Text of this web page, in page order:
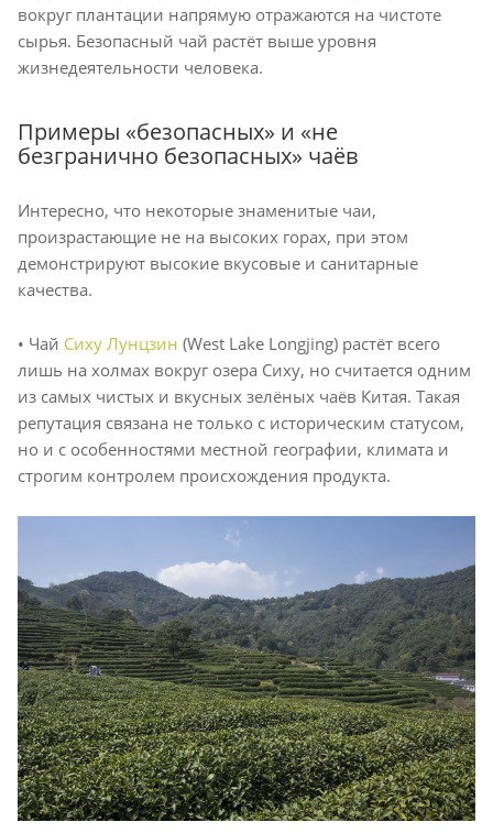
вокруг плантации напрямую отражаются на чистоте
сырья. Безопасный чай растёт выше уровня
жизнедеятельности человека.
Примеры «безопасных» и «не
безгранично безопасных» чаёв
Интересно, что некоторые знаменитые чаи,
произрастающие не на высоких горах, при этом
демонстрируют высокие вкусовые и санитарные
качества.
• Чай Сиху Лунцзин (West Lake Longjing) растёт всего
лишь на холмах вокруг озера Сиху, но считается одним
из самых чистых и вкусных зелёных чаёв Китая. Такая
репутация связана не только с историческим статусом,
но и с особенностями местной географии, климата и
строгим контролем происхождения продукта.